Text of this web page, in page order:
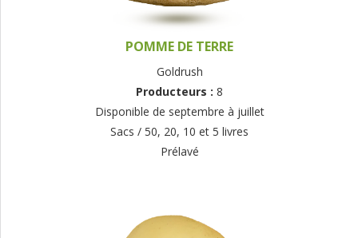
POMME DE TERRE
Goldrush
Producteurs : 8
Disponible de septembre à juillet
Sacs / 50, 20, 10 et 5 livres
Prélavé